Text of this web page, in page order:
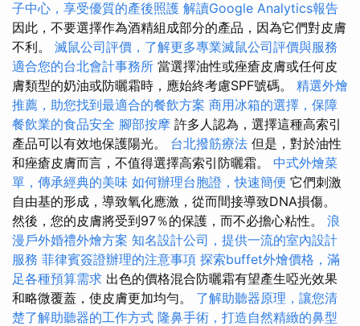
子中心，享受優質的產後照護 解讀Google Analytics報告
因此，不要選擇作為酒精組成部分的產品，因為它們對皮膚
不利。 滅鼠公司評價，了解更多專業滅鼠公司評價與服務
適合您的台北會計事務所 當選擇油性或痤瘡皮膚或任何皮
膚類型的奶油或防曬霜時，應始終考慮SPF號碼。 精選外燴
推薦，助您找到最適合的餐飲方案 商用冰箱的選擇，保障
餐飲業的食品安全 腳部按摩 許多人認為，選擇這種高索引
產品可以有效地保護陽光。 台北撥筋療法 但是，對於油性
和痤瘡皮膚而言，不值得選擇高索引防曬霜。 中式外燴菜
單，傳承經典的美味 如何辦理台胞證，快速簡便 它們刺激
自由基的形成，導致氧化應激，從而間接導致DNA損傷。
然後，您的皮膚將受到97％的保護，而不必擔心粘性。 浪
漫戶外婚禮外燴方案 知名設計公司，提供一流的室內設計
服務 菲律賓簽證辦理的注意事項 探索buffet外燴價格，滿
足各種預算需求 出色的價格混合防曬霜有望產生啞光效果
和略微覆蓋，使皮膚更加均勻。 了解助聽器原理，讓您清
楚了解助聽器的工作方式 隆鼻手術，打造自然精緻的鼻型